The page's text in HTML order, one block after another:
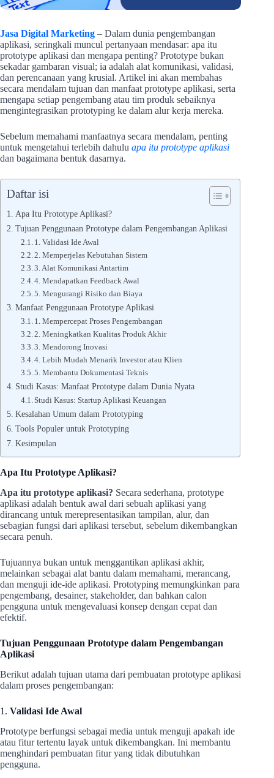
Jasa Digital Marketing – Dalam dunia pengembangan
aplikasi, seringkali muncul pertanyaan mendasar: apa itu
prototype aplikasi dan mengapa penting? Prototype bukan
sekadar gambaran visual; ia adalah alat komunikasi, validasi,
dan perencanaan yang krusial. Artikel ini akan membahas
secara mendalam tujuan dan manfaat prototype aplikasi, serta
mengapa setiap pengembang atau tim produk sebaiknya
mengintegrasikan prototyping ke dalam alur kerja mereka.
Sebelum memahami manfaatnya secara mendalam, penting
untuk mengetahui terlebih dahulu apa itu prototype aplikasi
dan bagaimana bentuk dasarnya.
Daftar isi
Apa Itu Prototype Aplikasi?
Tujuan Penggunaan Prototype dalam Pengembangan Aplikasi
1. Validasi Ide Awal
2. Memperjelas Kebutuhan Sistem
3. Alat Komunikasi Antartim
4. Mendapatkan Feedback Awal
5. Mengurangi Risiko dan Biaya
Manfaat Penggunaan Prototype Aplikasi
1. Mempercepat Proses Pengembangan
2. Meningkatkan Kualitas Produk Akhir
3. Mendorong Inovasi
4. Lebih Mudah Menarik Investor atau Klien
5. Membantu Dokumentasi Teknis
Studi Kasus: Manfaat Prototype dalam Dunia Nyata
Studi Kasus: Startup Aplikasi Keuangan
Kesalahan Umum dalam Prototyping
Tools Populer untuk Prototyping
Kesimpulan
Apa Itu Prototype Aplikasi?
Apa itu prototype aplikasi? Secara sederhana, prototype
aplikasi adalah bentuk awal dari sebuah aplikasi yang
dirancang untuk merepresentasikan tampilan, alur, dan
sebagian fungsi dari aplikasi tersebut, sebelum dikembangkan
secara penuh.
Tujuannya bukan untuk menggantikan aplikasi akhir,
melainkan sebagai alat bantu dalam memahami, merancang,
dan menguji ide-ide aplikasi. Prototyping memungkinkan para
pengembang, desainer, stakeholder, dan bahkan calon
pengguna untuk mengevaluasi konsep dengan cepat dan
efektif.
Tujuan Penggunaan Prototype dalam Pengembangan
Aplikasi
Berikut adalah tujuan utama dari pembuatan prototype aplikasi
dalam proses pengembangan:
1. Validasi Ide Awal
Prototype berfungsi sebagai media untuk menguji apakah ide
atau fitur tertentu layak untuk dikembangkan. Ini membantu
menghindari pembuatan fitur yang tidak dibutuhkan
pengguna.